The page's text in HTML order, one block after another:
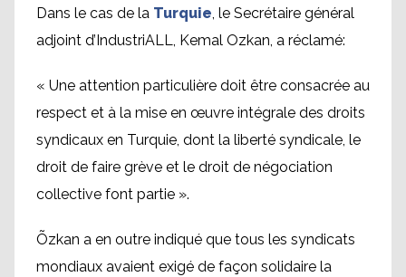
Dans le cas de la Turquie, le Secrétaire général
adjoint d’IndustriALL, Kemal Ozkan, a réclamé:
« Une attention particulière doit être consacrée au
respect et à la mise en œuvre intégrale des droits
syndicaux en Turquie, dont la liberté syndicale, le
droit de faire grève et le droit de négociation
collective font partie ».
Õzkan a en outre indiqué que tous les syndicats
mondiaux avaient exigé de façon solidaire la